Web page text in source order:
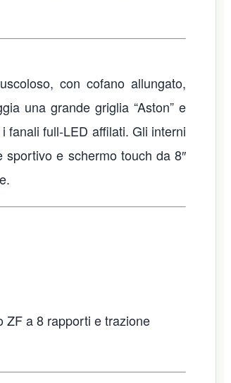
con cofano allungato,
una grande griglia “Aston” e
fanali full-LED affilati. Gli interni
e schermo touch da 8″
ZF a 8 rapporti e trazione